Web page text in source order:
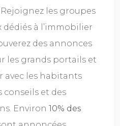
Rejoignez les groupes
dédiés à l’immobilier
des annonces
les grands portails et
avec les habitants
et des
Environ 10% des